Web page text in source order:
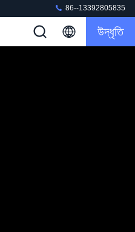
86--13392805835
উদ্ধৃতি